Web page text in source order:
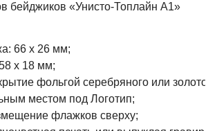
бейджиков «Унисто-Топлайн А1»
66 х 26 мм;
х 18 мм;
фольгой серебряного или
местом под Логотип;
флажков сверху;